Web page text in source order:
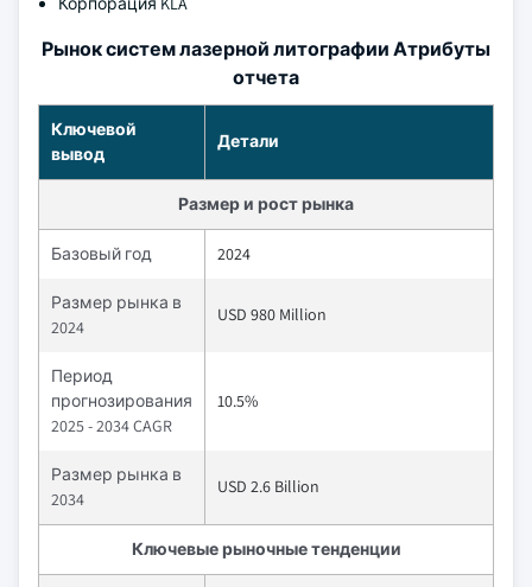
Рынок систем лазерной литографии Атрибуты
отчета
Ключевой
вывод
Детали
Размер и рост рынка
Базовый год 2024
Размер рынка в
2024
USD 980 Million
Период
прогнозирования
2025 - 2034 CAGR
10.5%
Размер рынка в
2034
USD 2.6 Billion
Ключевые рыночные тенденции